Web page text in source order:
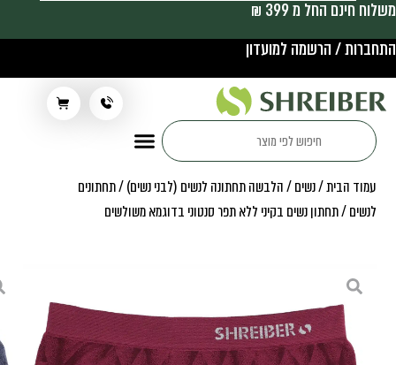
משלוח חינם החל מ 399 ₪
התחברות / הרשמה למועדון
עמוד הבית/נשים/הלבשה תחתונה לנשים (לבני נשים)/תחתונים
לנשים/ תחתון נשים בקיני ללא תפר סנטוני בדוגמא משולשים